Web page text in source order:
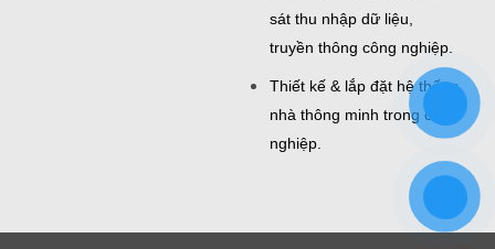
sát thu nhập dữ liệu,
truyền thông công nghiệp.
Thiết kế & lắp đặt hệ thống
nhà thông minh trong công
nghiệp.